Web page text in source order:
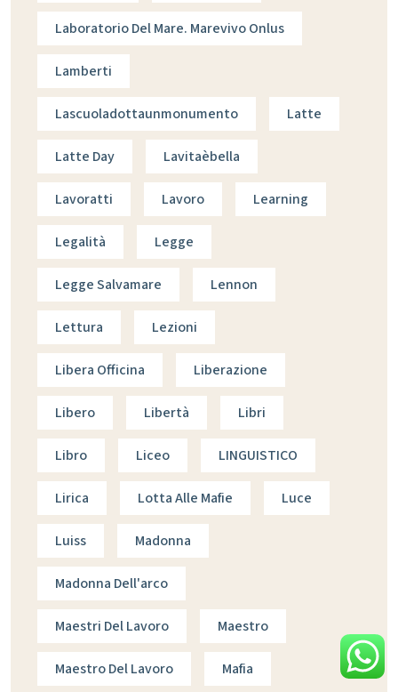
Laboratorio Del Mare. Marevivo Onlus
Lamberti
Lascuoladottaunmonumento Latte
Latte Day Lavitaèbella
Lavoratti Lavoro Learning
Legalità Legge
Legge Salvamare Lennon
Lettura Lezioni
Libera Officina Liberazione
Libero Libertà Libri
Libro Liceo LINGUISTICO
Lirica Lotta Alle Mafie Luce
Luiss Madonna
Madonna Dell'arco
Maestri Del Lavoro Maestro
Maestro Del Lavoro Mafia